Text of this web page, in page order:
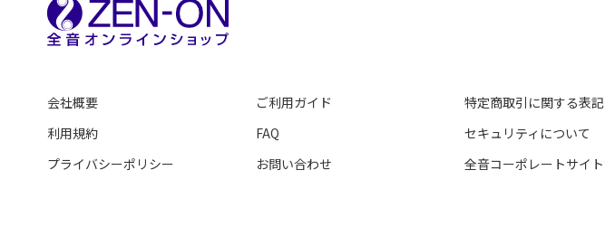
会社概要
利用規約
プライバシーポリシー
ご利用ガイド
FAQ
お問い合わせ
特定商取引に関する表記
セキュリティについて
全音コーポレートサイト